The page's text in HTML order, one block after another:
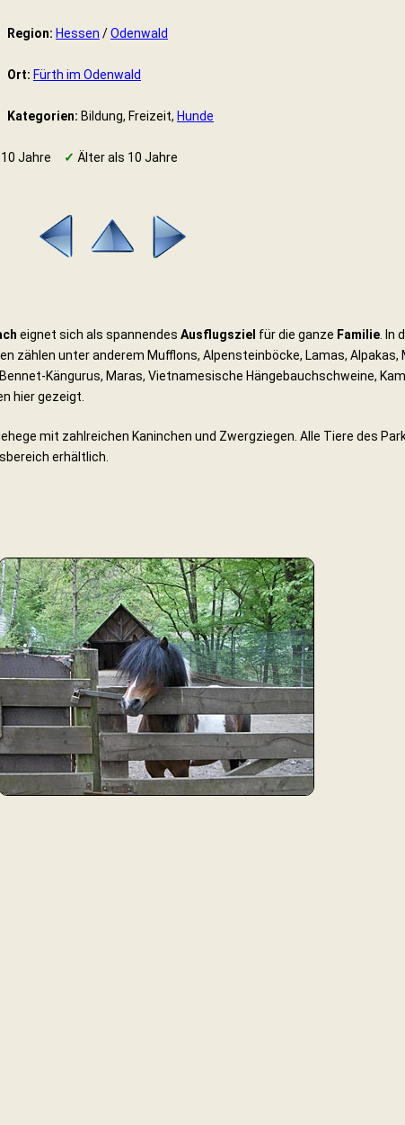
Region: Hessen /Odenwald
Ort: Fürth im Odenwald
Kategorien: Bildung, Freizeit, Hunde
Jahre ✓ Älter als 10 Jahre
eignet sich als spannendes Ausflugsziel für die ganze Familie .
zählen unter anderem Mufflons, Alpensteinböcke, Lamas, Alpakas,
Kängurus, Maras, Vietnamesische Hängebauchschweine,
hier gezeigt.
mit zahlreichen Kaninchen und Zwergziegen. Alle Tiere des
erhältlich.